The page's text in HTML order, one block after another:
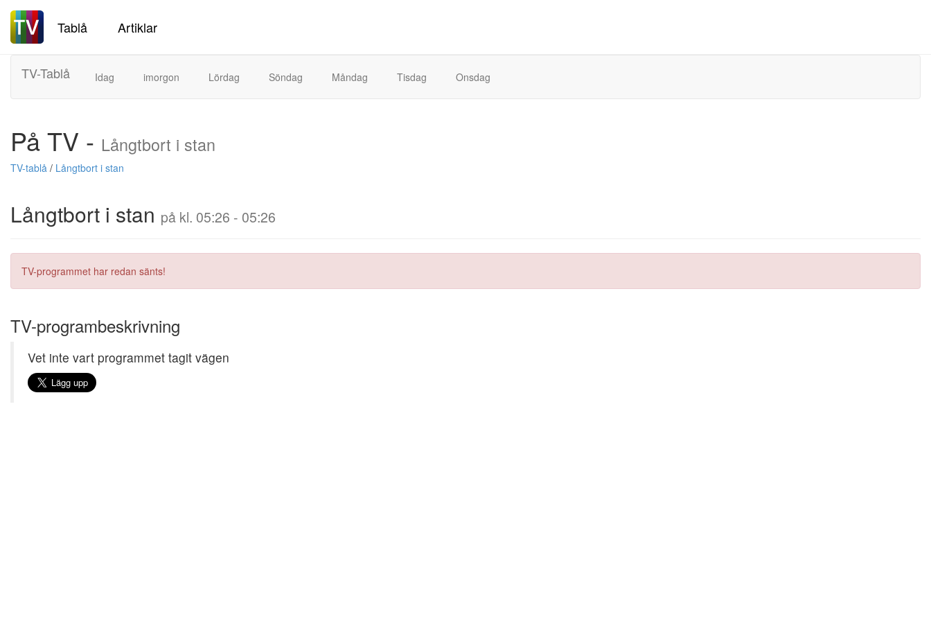
Tablå Artiklar
TV-Tablå Idag imorgon Lördag Söndag Måndag Tisdag Onsdag
På TV - Långtbort i stan
TV-tablå / Långtbort i stan
Långtbort i stan på kl. 05:26 - 05:26
TV-programmet har redan sänts!
TV-programbeskrivning
Vet inte vart programmet tagit vägen